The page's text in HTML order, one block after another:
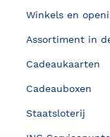
Winkels en
Assortiment in
Cadeaukaarten
Cadeauboxen
Staatsloterij